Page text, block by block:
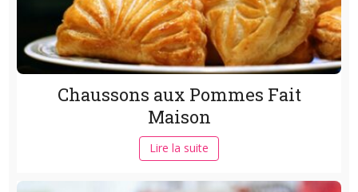
Chaussons aux Pommes Fait
Maison
Lire la suite